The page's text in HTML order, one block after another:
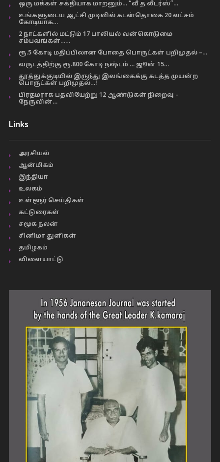
ஒரு மக்கள் சக்தியாக மாறனும்… “வீ த லீடர்ஸ்”…
உங்களுடைய ஆட்சி முடிவில் கடன்தொகை 20 லட்சம்
கோடியாக…
2 நாட்களில் மட்டும் 17 பாலியல் வன்கொடுமை
சம்பவங்கள்……
ரூ.5 கோடி மதிப்பிலான போதை பொருட்கள் பறிமுதல் –…
வருடத்திற்கு ரூ.800 கோடி நஷ்டம் … ஜூன் 15…
தூத்துக்குடியில் இருந்து இலங்கைக்கு கடத்த முயன்ற
பொருட்கள் பறிமுதல்…!
பிரதமராக பதவியேற்று 12 ஆண்டுகள் நிறைவு –
நேருவின்…
Links
அரசியல்
ஆன்மிகம்
இந்தியா
உலகம்
உள்ளூர் செய்திகள்
கட்டுரைகள்
சமூக நலன்
சினிமா துளிகள்
தமிழகம்
விளையாட்டு